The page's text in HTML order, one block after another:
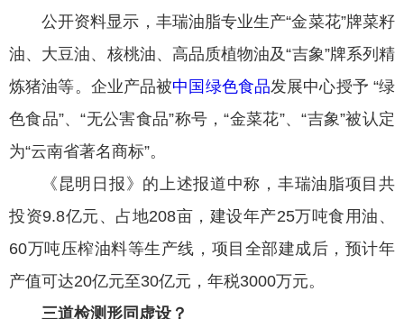
公开资料显示，丰瑞油脂专业生产“金菜花”牌菜籽
油、大豆油、核桃油、高品质植物油及“吉象”牌系列精
炼猪油等。企业产品被中国绿色食品发展中心授予 “绿
色食品”、“无公害食品”称号，“金菜花”、“吉象”被认定
为“云南省著名商标”。
《昆明日报》的上述报道中称，丰瑞油脂项目共
投资9.8亿元、占地208亩，建设年产25万吨食用油、
60万吨压榨油料等生产线，项目全部建成后，预计年
产值可达20亿元至30亿元，年税3000万元。
三道检测形同虚设？